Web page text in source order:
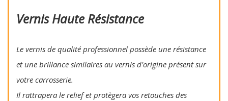
Vernis Haute Résistance
Le vernis de qualité professionnel possède une résistance
et une brillance similaires au vernis d'origine présent sur
votre carrosserie.
Il rattrapera le relief et protègera vos retouches des